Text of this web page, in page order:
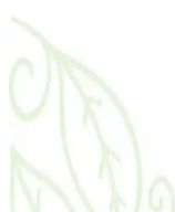
sağlar, hassas ciltlere
cilt bakımında etkili bir
The Purest
ve Yenileyici
The Purest Solutions
bakım seti, doğal
sıkılaştırır ve
farklar sağlar.